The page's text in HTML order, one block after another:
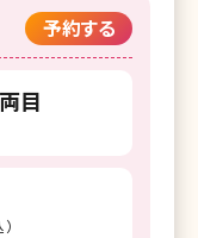
予約する
目